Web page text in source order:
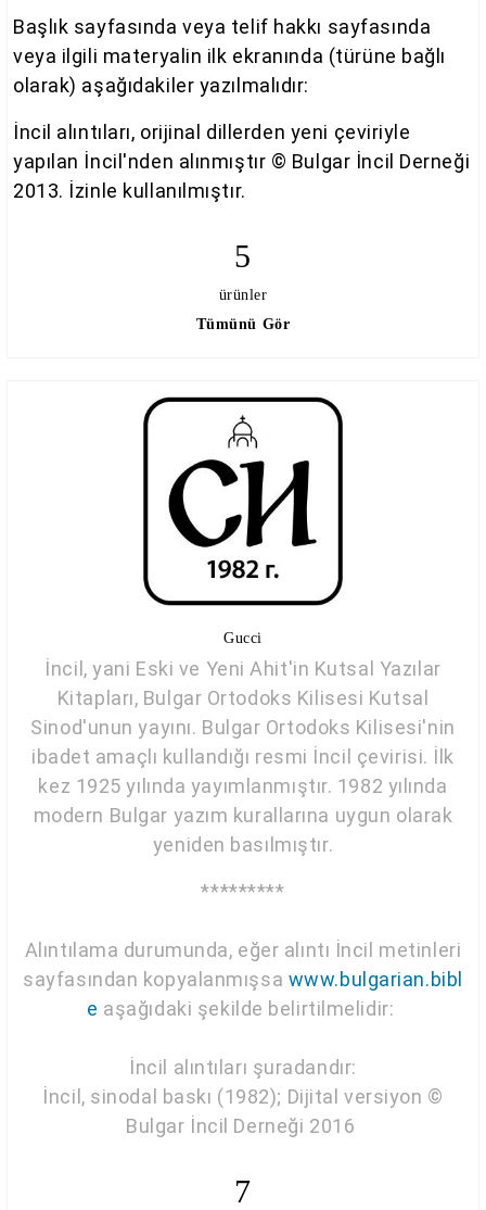
Başlık sayfasında veya telif hakkı sayfasında
veya ilgili materyalin ilk ekranında (türüne bağlı
olarak) aşağıdakiler yazılmalıdır:
İncil alıntıları, orijinal dillerden yeni çeviriyle
yapılan İncil'nden alınmıştır © Bulgar İncil Derneği
2013. İzinle kullanılmıştır.
5
ürünler
Tümünü Gör
Gucci
İncil, yani Eski ve Yeni Ahit'in Kutsal Yazılar
Kitapları, Bulgar Ortodoks Kilisesi Kutsal
Sinod'unun yayını. Bulgar Ortodoks Kilisesi'nin
ibadet amaçlı kullandığı resmi İncil çevirisi. İlk
kez 1925 yılında yayımlanmıştır. 1982 yılında
modern Bulgar yazım kurallarına uygun olarak
yeniden basılmıştır.
*********
Alıntılama durumunda, eğer alıntı İncil metinleri
sayfasından kopyalanmışsa www.bulgarian.bibl
e aşağıdaki şekilde belirtilmelidir:
İncil alıntıları şuradandır:
İncil, sinodal baskı (1982); Dijital versiyon ©
Bulgar İncil Derneği 2016
7